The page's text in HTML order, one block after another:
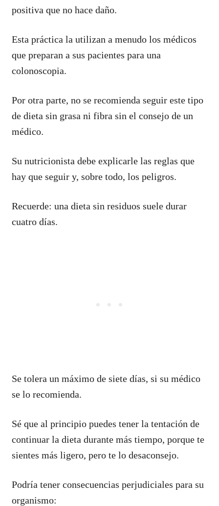
positiva que no hace daño.
Esta práctica la utilizan a menudo los médicos
que preparan a sus pacientes para una
colonoscopia.
Por otra parte, no se recomienda seguir este tipo
de dieta sin grasa ni fibra sin el consejo de un
médico.
Su nutricionista debe explicarle las reglas que
hay que seguir y, sobre todo, los peligros.
Recuerde: una dieta sin residuos suele durar
cuatro días.
Se tolera un máximo de siete días, si su médico
se lo recomienda.
Sé que al principio puedes tener la tentación de
continuar la dieta durante más tiempo, porque te
sientes más ligero, pero te lo desaconsejo.
Podría tener consecuencias perjudiciales para su
organismo: